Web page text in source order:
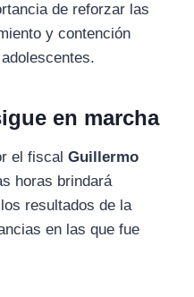
de reforzar las
y contención
en marcha
el fiscal Guillermo
horas brindará
resultados de la
en las que fue